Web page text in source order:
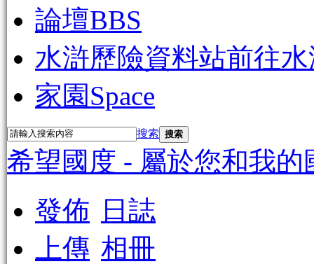
論壇BBS
水滸歷險資料站前往
家園Space
搜索 搜索
希望國度 - 屬於您和我的
發佈
日誌
上傳 相冊